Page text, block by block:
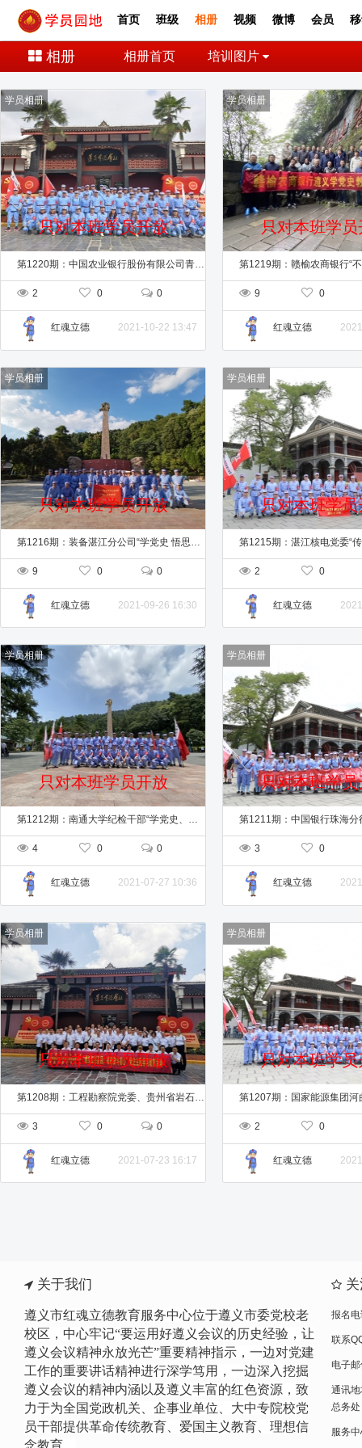
首页 班级 相册 视频 微博 会员
相册 相册首页 培训图片
只对本班学员开放
学员相册
第1220期：中国农业银行股份有限公司青海省分行传承红色基因、弘扬光荣传统“两优一先”暨党史学习专题
2 0 0
红魂立德 2021-10-22 13:47
只对本班学员
学员相册
9 0
红魂立德
只对本班学员开放
学员相册
9 0 0
红魂立德 2021-09-26 16:30
只对本班学员
学员相册
2 0
红魂立德
只对本班学员开放
学员相册
第1212期：南通大学纪检干部“学党史、悟初心、担使命”党性教育专题培训班
4 0 0
红魂立德 2021-07-27 10:36
只对本班学员
学员相册
3 0
红魂立德
只对本班学员开放
学员相册
3 0 0
红魂立德 2021-07-23 16:17
只对本班学员
学员相册
2 0
红魂立德
关于我们
遵义市红魂立德教育服务中心位于遵义市委党校老
校区，中心牢记“要运用好遵义会议的历史经验，让
遵义会议精神永放光芒”重要精神指示，一边对党建
工作的重要讲话精神进行深学笃用，一边深入挖掘
遵义会议的精神内涵以及遵义丰富的红色资源，致
力于为全国党政机关、企事业单位、大中专院校党
员干部提供革命传统教育、爱国主义教育、理想信
报名
联系
电子
通讯
总务
服务